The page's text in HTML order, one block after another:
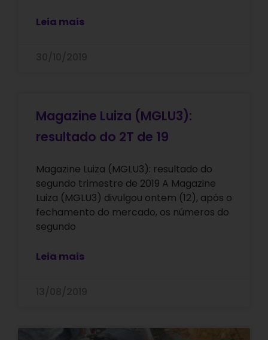
Leia mais
Magazine Luiza (MGLU3):
resultado do 2T de 19
Magazine Luiza (MGLU3): resultado do
segundo trimestre de 2019 A Magazine
Luiza (MGLU3) divulgou ontem (12), após o
fechamento do mercado, os números do
segundo
Leia mais